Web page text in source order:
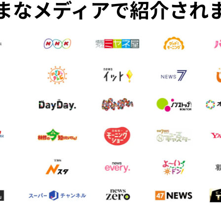
なメディアで紹介され